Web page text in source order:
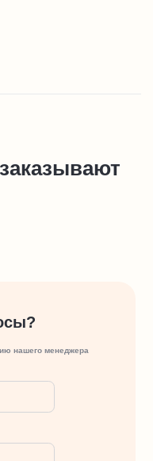
нашего менеджера